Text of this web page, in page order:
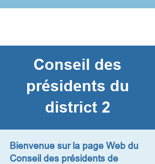
Conseil des
présidents du
district 2
Bienvenue sur la page Web du
Conseil des présidents de